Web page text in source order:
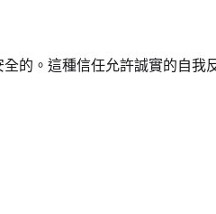
的。這種信任允許誠實的自我